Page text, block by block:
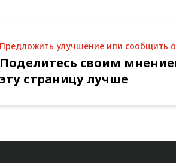
Предложить улучшение или сообщить
Поделитесь своим
эту страницу лучше